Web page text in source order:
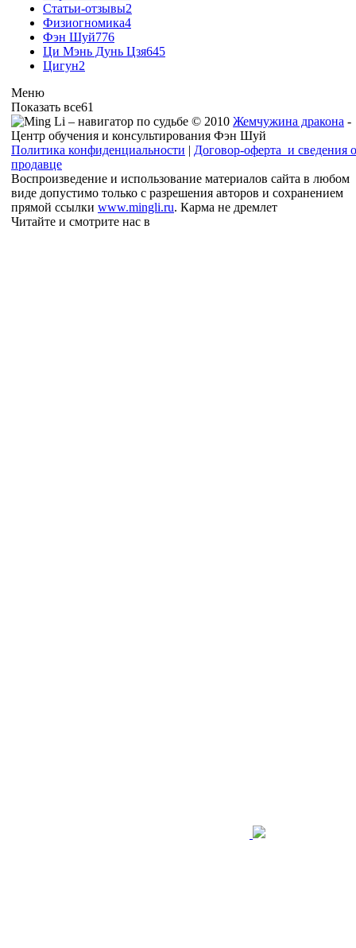
Статьи-отзывы2
Физиогномика4
Фэн Шуй776
Ци Мэнь Дунь Цзя645
Цигун2
Меню
Показать все61
© 2010 Жемчужина дракона -
Центр обучения и консультирования Фэн Шуй
Политика конфиденциальности | Договор-оферта и сведения о
продавце
Воспроизведение и использование материалов сайта в любом
виде допустимо только с разрешения авторов и сохранением
прямой ссылки www.mingli.ru. Карма не дремлет
Читайте и смотрите нас в